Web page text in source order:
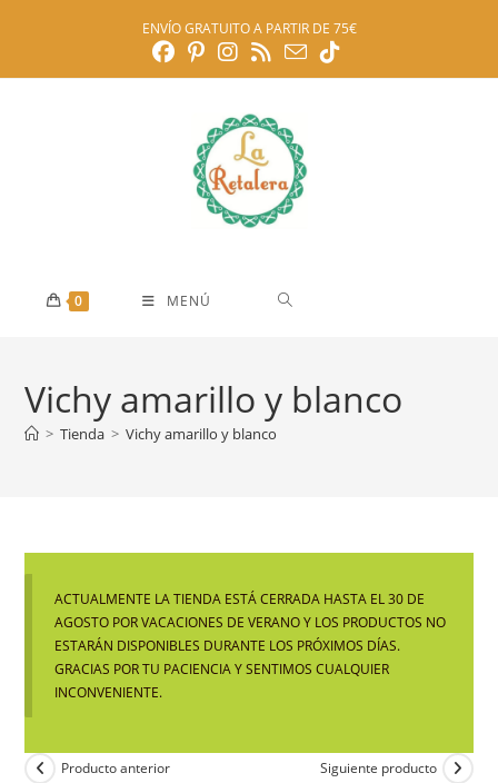
ENVÍO GRATUITO A PARTIR DE 75€
0 MENÚ
Vichy amarillo y blanco
> Tienda > Vichy amarillo y blanco
ACTUALMENTE LA TIENDA ESTÁ CERRADA HASTA EL 30 DE
AGOSTO POR VACACIONES DE VERANO Y LOS PRODUCTOS NO
ESTARÁN DISPONIBLES DURANTE LOS PRÓXIMOS DÍAS.
GRACIAS POR TU PACIENCIA Y SENTIMOS CUALQUIER
INCONVENIENTE.
Producto anterior Siguiente producto